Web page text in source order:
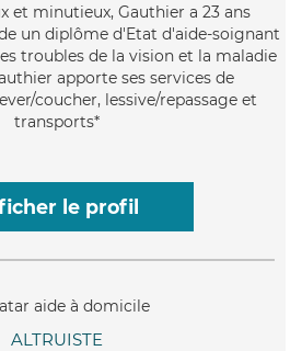
et minutieux, Gauthier a 23 ans
un diplôme d'Etat d'aide-soignant
troubles de la vision et la maladie
apporte ses services de
coucher, lessive/repassage et
transports*
le profil
ALTRUISTE